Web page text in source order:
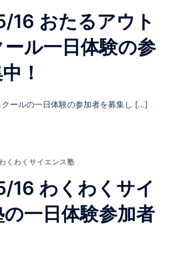
おたるアウト
ール一日体験の参
！
ールの一日体験の参加者を募集し […]
くわくサイエンス塾
16 わくわくサイ
一日体験参加者